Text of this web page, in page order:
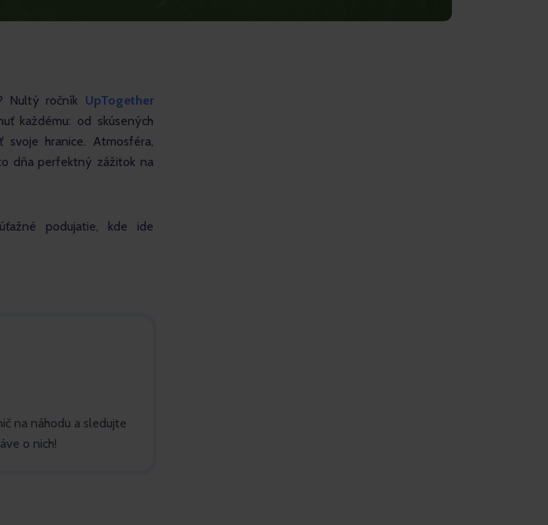
Nultý ročník UpTogether
každému: od skúsených
hranice. Atmosféra,
dňa perfektný zážitok na
podujatie, kde ide
na náhodu a sledujte
o nich!